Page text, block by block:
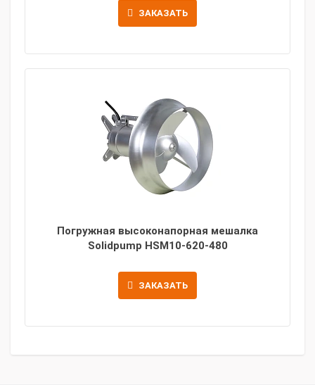
ЗАКАЗАТЬ
Погружная высоконапорная мешалка
Solidpump HSM10-620-480
ЗАКАЗАТЬ